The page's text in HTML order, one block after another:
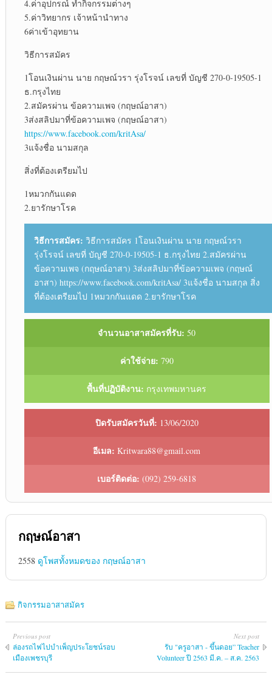
4.ค่าอุปกรณ์ ทำกิจกรรมต่างๆ
5.ค่าวิทยากร เจ้าหน้านำทาง
6ค่าเข้าอุทยาน
วิธีการสมัคร
1โอนเงินผ่าน นาย กฤษณ์วรา รุ่งโรจน์ เลขที่ บัญชี 270-0-19505-1
ธ.กรุงไทย
2.สมัครผ่าน ข้อความเพจ (กฤษณ์อาสา)
3ส่งสลิปมาที่ข้อความเพจ (กฤษณ์อาสา)
https://www.facebook.com/kritAsa/
3แจ้งชื่อ นามสกุล
สิ่งที่ต้องเตรียมไป
1หมวกกันแดด
2.ยารักษาโรค
วิธีการสมัคร: วิธีการสมัคร 1โอนเงินผ่าน นาย กฤษณ์วรา
รุ่งโรจน์ เลขที่ บัญชี 270-0-19505-1 ธ.กรุงไทย 2.สมัครผ่าน
ข้อความเพจ (กฤษณ์อาสา) 3ส่งสลิปมาที่ข้อความเพจ (กฤษณ์
อาสา) https://www.facebook.com/kritAsa/ 3แจ้งชื่อ นามสกุล สิ่ง
ที่ต้องเตรียมไป 1หมวกกันแดด 2.ยารักษาโรค
จำนวนอาสาสมัครที่รับ: 50
ค่าใช้จ่าย: 790
พื้นที่ปฏิบัติงาน: กรุงเทพมหานคร
ปิดรับสมัครวันที่: 13/06/2020
อีเมล: Kritwara88@gmail.com
เบอร์ติดต่อ: (092) 259-6818
กฤษณ์อาสา
2558 ดูโพสทั้งหมดของ กฤษณ์อาสา
กิจกรรมอาสาสมัคร
Previous post
ล่องรถไฟไปบำเพ็ญประโยชน์รอบ
เมืองเพชรบุรี
Next post
รับ "ครูอาสา - ขึ้นดอย” Teacher
Volunteer ปี 2563 มี.ค. – ส.ค. 2563